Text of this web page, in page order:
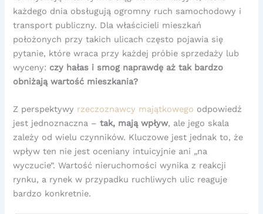
każdego dnia obsługują ogromny ruch samochodowy i
transport publiczny. Dla właścicieli mieszkań
położonych przy takich ulicach często pojawia się
pytanie, które wraca przy każdej próbie sprzedaży lub
wyceny: czy hałas i smog naprawdę aż tak bardzo
obniżają wartość mieszkania?
Z perspektywy rzeczoznawcy majątkowego odpowiedź
jest jednoznaczna –tak, mają wpływ, ale jego skala
zależy od wielu czynników. Kluczowe jest jednak to, że
wpływ ten nie jest oceniany intuicyjnie ani „na
wyczucie”. Wartość nieruchomości wynika z reakcji
rynku, a rynek w przypadku ruchliwych ulic reaguje
bardzo konkretnie.